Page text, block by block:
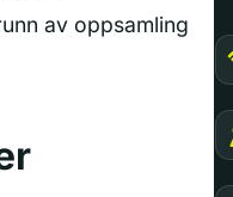
av oppsamling